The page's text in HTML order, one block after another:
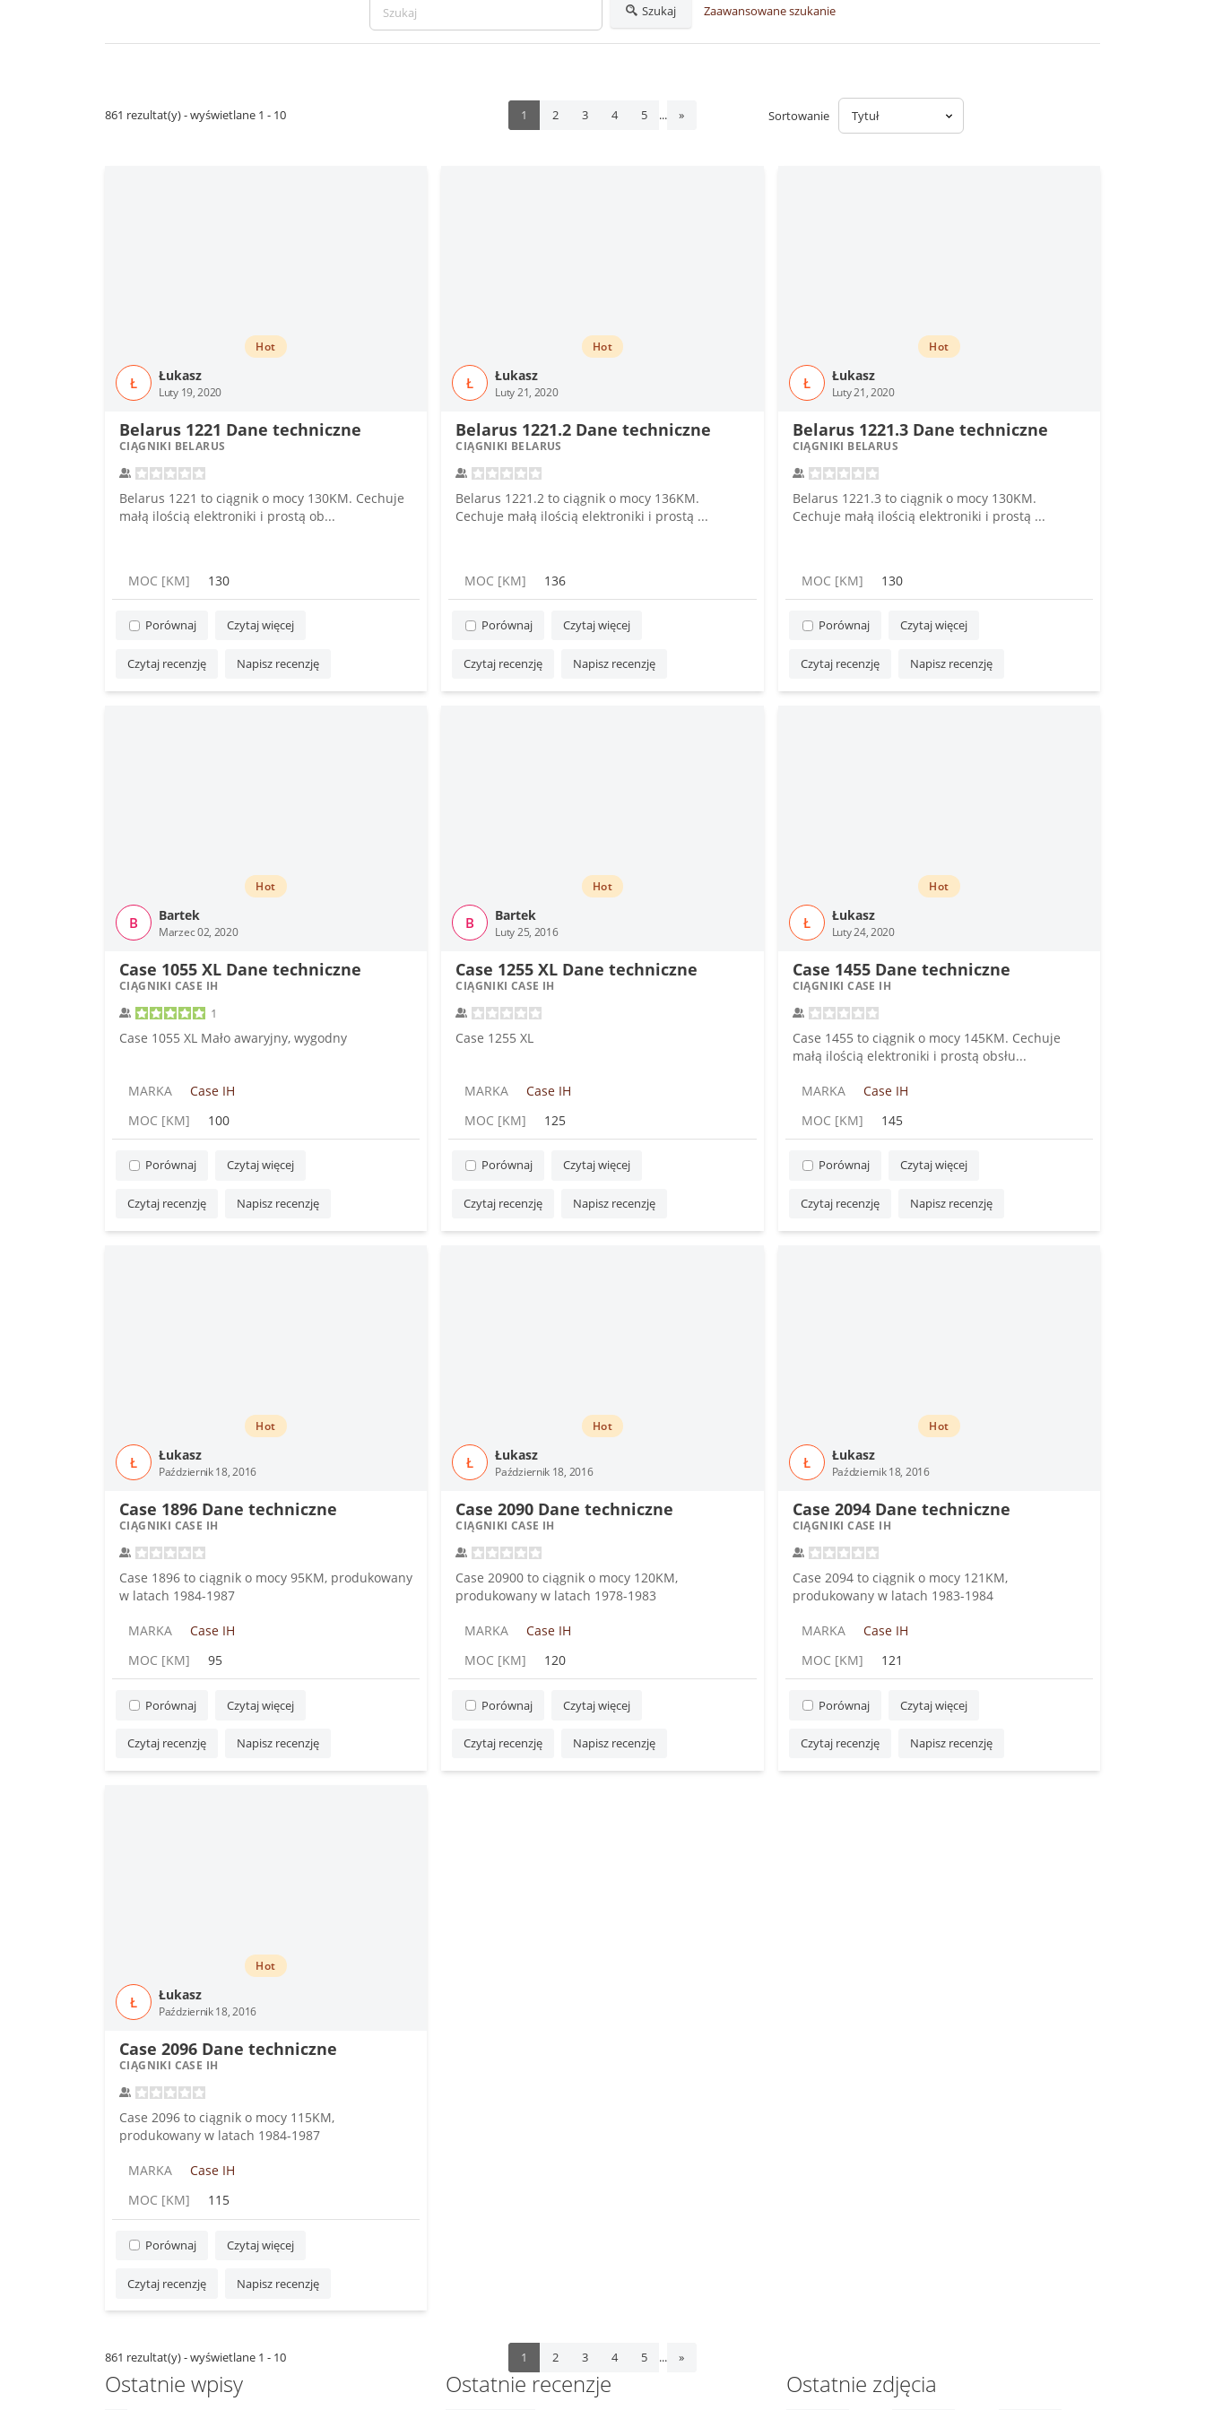
Szukaj Zaawansowane szukanie
861 rezultat(y) - wyświetlane 1 - 10 1 2 3 4 5 ... » Sortowanie
Ł Łukasz
Luty 19, 2020
Hot
Belarus 1221 Dane techniczne
CIĄGNIKI BELARUS
Belarus 1221 to ciągnik o mocy 130KM. Cechuje
małą ilością elektroniki i prostą ob...
MOC [KM] 130
Porównaj Czytaj więcej
Czytaj recenzję Napisz recenzję
Ł Łukasz
Luty 21, 2020
Hot
Belarus 1221.2 Dane techniczne
CIĄGNIKI BELARUS
Belarus 1221.2 to ciągnik o mocy 136KM.
Cechuje małą ilością elektroniki i prostą ...
MOC [KM] 136
Porównaj Czytaj więcej
Czytaj recenzję Napisz recenzję
Ł Łukasz
Luty 21, 2020
Hot
Belarus 1221.3 Dane techniczne
CIĄGNIKI BELARUS
Belarus 1221.3 to ciągnik o mocy 130KM.
Cechuje małą ilością elektroniki i prostą ...
MOC [KM] 130
Porównaj Czytaj więcej
Czytaj recenzję Napisz recenzję
B Bartek
Marzec 02, 2020
Hot
Case 1055 XL Dane techniczne
CIĄGNIKI CASE IH
1
Case 1055 XL Mało awaryjny, wygodny
MARKA
Case IH
MOC [KM]
100
Porównaj Czytaj więcej
Czytaj recenzję Napisz recenzję
B Bartek
Luty 25, 2016
Hot
Case 1255 XL Dane techniczne
CIĄGNIKI CASE IH
Case 1255 XL
MARKA
Case IH
MOC [KM]
125
Porównaj Czytaj więcej
Czytaj recenzję Napisz recenzję
Ł Łukasz
Luty 24, 2020
Hot
Case 1455 Dane techniczne
CIĄGNIKI CASE IH
Case 1455 to ciągnik o mocy 145KM. Cechuje
małą ilością elektroniki i prostą obsłu...
MARKA
Case IH
MOC [KM]
145
Porównaj Czytaj więcej
Czytaj recenzję Napisz recenzję
Ł Łukasz
Październik 18, 2016
Hot
Case 1896 Dane techniczne
CIĄGNIKI CASE IH
Case 1896 to ciągnik o mocy 95KM, produkowany
w latach 1984-1987
MARKA
Case IH
MOC [KM]
95
Porównaj Czytaj więcej
Czytaj recenzję Napisz recenzję
Ł Łukasz
Październik 18, 2016
Hot
Case 2090 Dane techniczne
CIĄGNIKI CASE IH
Case 20900 to ciągnik o mocy 120KM,
produkowany w latach 1978-1983
MARKA
Case IH
MOC [KM]
120
Porównaj Czytaj więcej
Czytaj recenzję Napisz recenzję
Ł Łukasz
Październik 18, 2016
Hot
Case 2094 Dane techniczne
CIĄGNIKI CASE IH
Case 2094 to ciągnik o mocy 121KM,
produkowany w latach 1983-1984
MARKA
Case IH
MOC [KM]
121
Porównaj Czytaj więcej
Czytaj recenzję Napisz recenzję
Ł Łukasz
Październik 18, 2016
Hot
Case 2096 Dane techniczne
CIĄGNIKI CASE IH
Case 2096 to ciągnik o mocy 115KM,
produkowany w latach 1984-1987
MARKA
Case IH
MOC [KM]
115
Porównaj Czytaj więcej
Czytaj recenzję Napisz recenzję
861 rezultat(y) - wyświetlane 1 - 10 1 2 3 4 5 ... »
Ostatnie wpisy Ostatnie recenzje Ostatnie zdjęcia